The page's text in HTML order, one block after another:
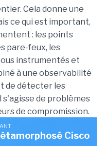
Cela donne une
ce qui est important,
: les points
pare-feux, les
instrumentés et
à une observabilité
de détecter les
s'agisse de problèmes
de compromission.
Cisco